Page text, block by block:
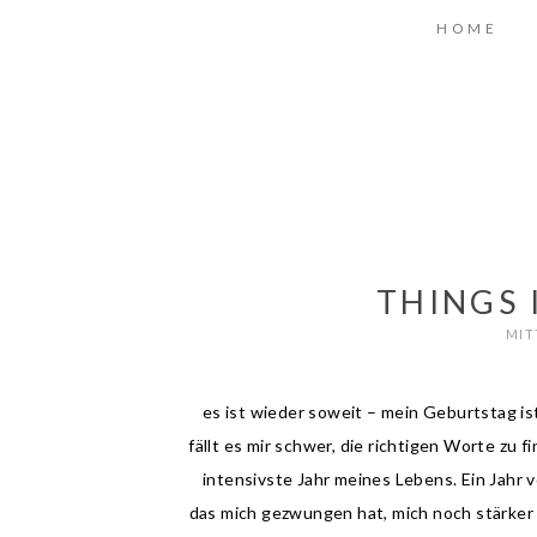
HOME
THINGS
es ist wieder soweit – mein Geburtstag
fällt es mir schwer, die richtigen Worte zu
intensivste Jahr meines Lebens. Ein Jahr
das mich gezwungen hat, mich noch